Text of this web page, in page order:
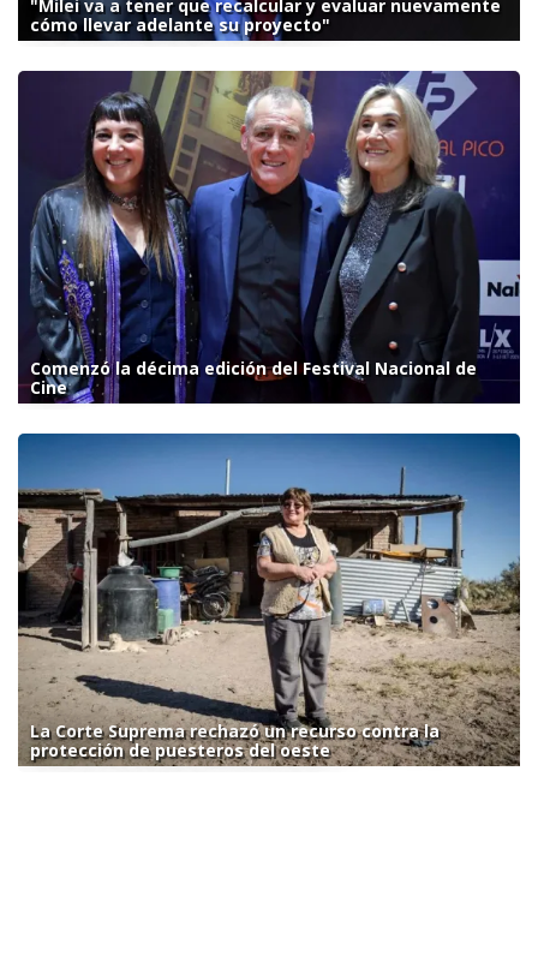
"Milei va a tener que recalcular y evaluar nuevamente
cómo llevar adelante su proyecto"
Comenzó la décima edición del Festival Nacional de
Cine
La Corte Suprema rechazó un recurso contra la
protección de puesteros del oeste